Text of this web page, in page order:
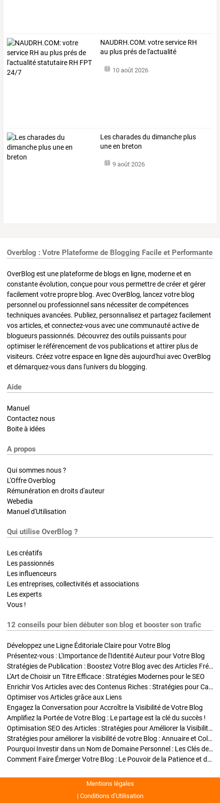
NAUDRH.COM:votreservice RH
au plus présde l'actualité
10 août 2026
Les charades du dimanche plus
une en breton
9 août 2026
Overblog : Votre Plateforme de Blogging Facile et Performante
OverBlog est une plateforme de blogs en ligne, moderne et en
constante évolution, conçue pour vous permettre de créer et gérer
facilement votre propre blog. Avec OverBlog, lancez votre blog
personnel ou professionnel sans nécessiter de compétences
techniques avancées. Publiez, personnalisez et partagez facilement
vos articles, et connectez-vous avec une communauté active de
blogueurs passionnés. Découvrez des outils puissants pour
optimiser le référencement de vos publications et attirer plus de
visiteurs. Créez votre espace en ligne dès aujourd'hui avec OverBlog
et démarquez-vous dans l'univers du blogging.
Aide
Manuel
Contactez nous
Boite à idées
A propos
Qui sommes nous ?
L'Offre Overblog
Rémunération en droits d'auteur
Webedia
Manuel d'Utilisation
Qui utilise OverBlog ?
Les créatifs
Les passionnés
Les influenceurs
Les entreprises, collectivités et associations
Les experts
Vous !
12 conseils pour bien débuter son blog et booster son trafic
Développez une Ligne Éditoriale Claire pour Votre Blog
Présentez-vous : L'Importance de l'Identité Auteur pour Votre Blog
Stratégies de Publication : Boostez Votre Blog avec des Articles Fréquents et Exclusifs
L'Art de Choisir un Titre Efficace : Stratégies Modernes pour le SEO
Enrichir Vos Articles avec des Contenus Riches : Stratégies pour Captiver et Optimiser
Optimiser vos Articles grâce aux Liens
Engagez la Conversation pour Accroître la Visibilité de Votre Blog
Amplifiez la Portée de Votre Blog : Le partage est la clé du succès !
Optimisation SEO des Articles : Stratégies pour Améliorer la Visibilité de Votre Blog
Stratégies pour améliorer la visibilité de votre Blog : Annuaire et Collaborations
Pourquoi Investir dans un Nom de Domaine Personnel : Les Clés de la Réussite de Votre Blog
Comment Faire Émerger Votre Blog : Le Pouvoir de la Patience et de la Persévérance
Mentions légales
Conditions d’Utilisation